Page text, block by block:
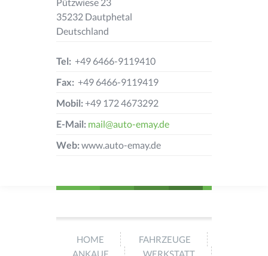
35232 Dautphetal
Deutschland
Tel: +49 6466-9119410
Fax: +49 6466-9119419
Mobil:+49 172 4673292
E-Mail: mail@auto-emay.de
Web:www.auto-emay.de
HOME
FAHRZEUGE
ANKAUF
WERKSTATT